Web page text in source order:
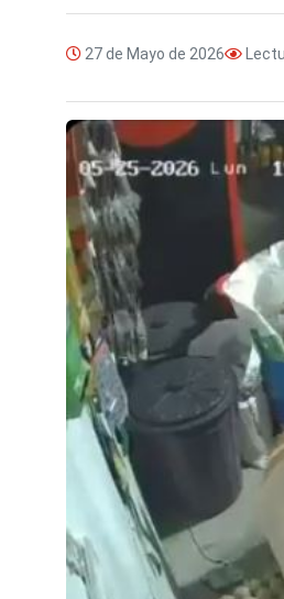
27 de Mayo de 2026